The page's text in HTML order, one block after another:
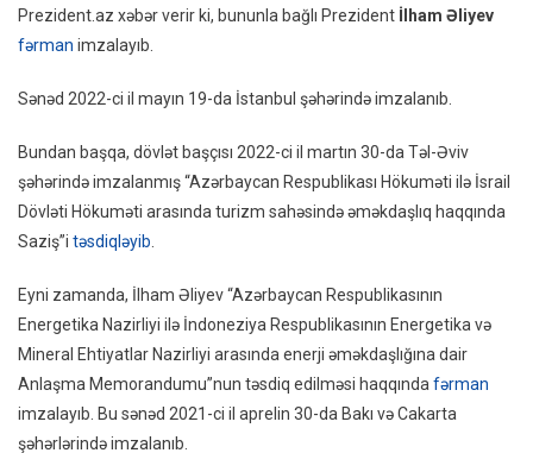
Prezident.az xəbər verir ki, bununla bağlı Prezident İlham Əliyev
fərman imzalayıb.
Sənəd 2022-ci il mayın 19-da İstanbul şəhərində imzalanıb.
Bundan başqa, dövlət başçısı 2022-ci il martın 30-da Təl-Əviv
şəhərində imzalanmış “Azərbaycan Respublikası Hökuməti ilə İsrail
Dövləti Hökuməti arasında turizm sahəsində əməkdaşlıq haqqında
Saziş”i təsdiqləyib.
Eyni zamanda, İlham Əliyev “Azərbaycan Respublikasının
Energetika Nazirliyi ilə İndoneziya Respublikasının Energetika və
Mineral Ehtiyatlar Nazirliyi arasında enerji əməkdaşlığına dair
Anlaşma Memorandumu”nun təsdiq edilməsi haqqındafərman
imzalayıb. Bu sənəd 2021-ci il aprelin 30-da Bakı və Cakarta
şəhərlərində imzalanıb.